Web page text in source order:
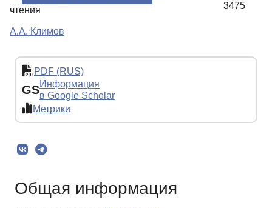
чтения
3475
А.А. Климов
PDF (RUS)
GSИнформация
в Google Scholar
Метрики
Общая информация